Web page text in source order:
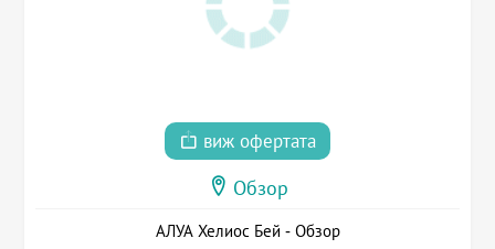
виж офертата
Обзор
АЛУА Хелиос Бей - Обзор